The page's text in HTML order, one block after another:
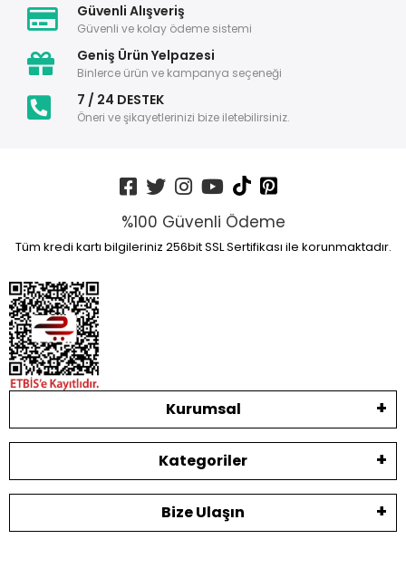
Güvenli Alışveriş
Güvenli ve kolay ödeme sistemi
Geniş Ürün Yelpazesi
Binlerce ürün ve kampanya seçeneği
7 / 24 DESTEK
Öneri ve şikayetlerinizi bize iletebilirsiniz.
%100 Güvenli Ödeme
Tüm kredi kartı bilgileriniz 256bit SSL Sertifikası ile korunmaktadır.
Kurumsal
Kategoriler
Bize Ulaşın